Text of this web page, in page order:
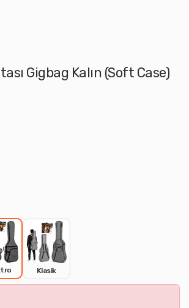
Gigbag Kalın (Soft Case)
Klasik